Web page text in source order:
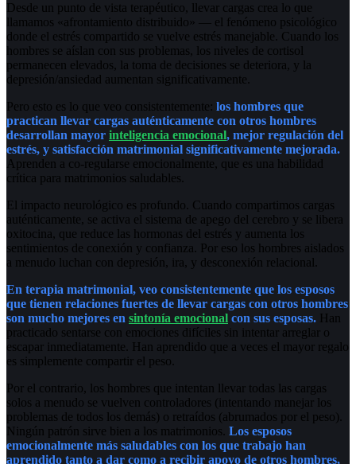
Desde un punto de vista terapéutico, llevar cargas crea lo que
llamamos «afrontamiento distribuido» — el fenómeno psicológico
donde el estrés compartido se vuelve estrés manejable. Cuando los
hombres se aíslan con sus problemas, los niveles de cortisol
permanecen elevados, la toma de decisiones se deteriora, y la
depresión/ansiedad aumentan significativamente.
Pero esto es lo que veo consistentemente: los hombres que
practican llevar cargas auténticamente con otros hombres
desarrollan mayor inteligencia emocional, mejor regulación del
estrés, y satisfacción matrimonial significativamente mejorada.
Aprenden a co-regularse emocionalmente, que es una habilidad
crítica para matrimonios saludables.
El impacto neurológico es profundo. Cuando compartimos cargas
auténticamente, se activa el sistema de apego del cerebro y se libera
oxitocina, que reduce las hormonas del estrés y aumenta los
sentimientos de conexión y confianza. Por eso los hombres aislados
a menudo luchan con depresión, ira, y desconexión relacional.
En terapia matrimonial, veo consistentemente que los esposos
que tienen relaciones fuertes de llevar cargas con otros hombres
son mucho mejores en sintonía emocional con sus esposas. Han
practicado sentarse con emociones difíciles sin intentar arreglar o
escapar inmediatamente. Han aprendido que a veces el mayor regalo
es simplemente compartir el peso.
Por el contrario, los hombres que intentan llevar todas las cargas
solos a menudo se vuelven controladores (intentando manejar los
problemas de todos los demás) o retraídos (abrumados por el peso).
Ningún patrón sirve bien a los matrimonios. Los esposos
emocionalmente más saludables con los que trabajo han
aprendido tanto a dar como a recibir apoyo de otros hombres,